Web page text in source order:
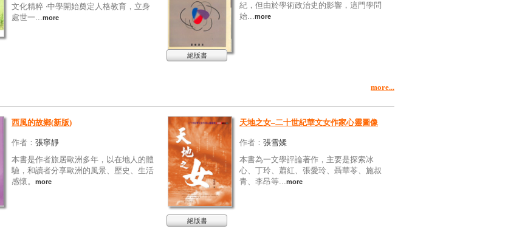
文化精粹 ‧中學開始奠定人格教育，立身
處世一...more
紀，但由於學術政治史的影響，這門學問
始...more
絕版書
more...
西風的故鄉(新版)
作者： 張寧靜
本書是作者旅居歐洲多年，以在地人的體
驗，和讀者分享歐洲的風景、歷史、生活
感懷。
more
天地之女–二十世紀華文女作家心靈圖像
作者： 張雪媃
本書為一文學評論著作，主要是探索冰
心、丁玲、蕭紅、張愛玲、聶華苓、施叔
青、李昂等...more
絕版書